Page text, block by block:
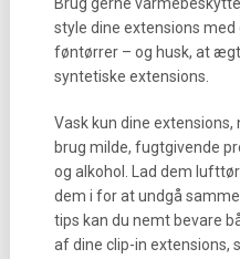
style dine extensions
føntørrer – og husk, at
syntetiske extensions.
Vask kun dine
brug milde, fugtgivende
og alkohol. Lad dem
dem i for at undgå
tips kan du nemt bevare
af dine clip-in extensions,